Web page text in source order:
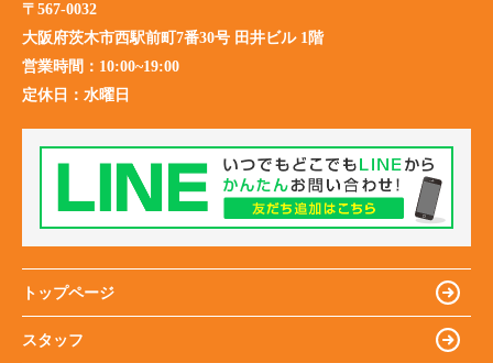
〒567-0032
大阪府茨木市西駅前町7番30号 田井ビル 1階
営業時間： 10:00~19:00
定休日： 水曜日
トップページ
スタッフ